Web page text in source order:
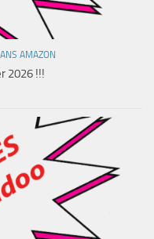
AMAZON
2026 !!!